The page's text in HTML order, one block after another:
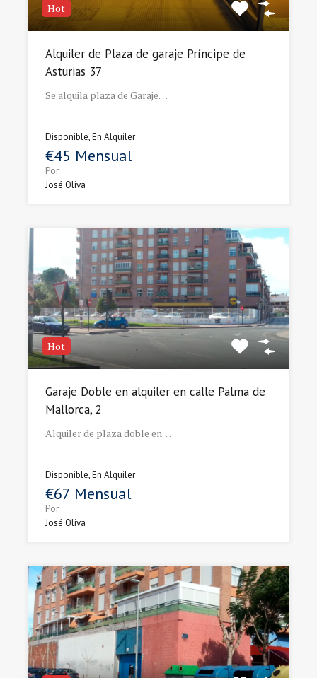
Hot
Alquiler de Plaza de garaje Príncipe de
Asturias 37
Se alquila plaza de Garaje…
Disponible, En Alquiler
€45 Mensual
Por
José Oliva
Hot
Garaje Doble en alquiler en calle Palma de
Mallorca, 2
Alquiler de plaza doble en…
Disponible, En Alquiler
€67 Mensual
Por
José Oliva